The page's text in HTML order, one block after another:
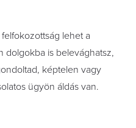
lehet a
dolgokba is belevághatsz,
képtelen vagy
ügyön áldás van.